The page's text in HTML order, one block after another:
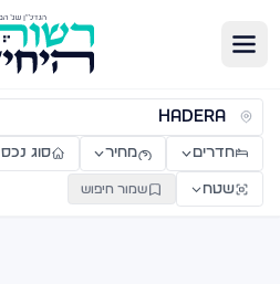
דירות למכירה ולהשכרה —
חדרים מחיר סוג נכס
שטח שמור חיפוש